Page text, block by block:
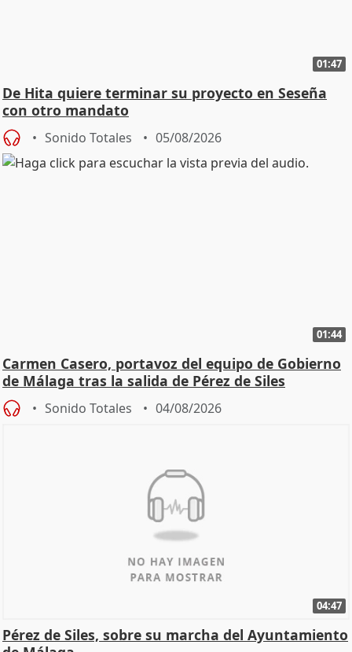
01:47
De Hita quiere terminar su proyecto en Seseña
con otro mandato
Sonido Totales 05/08/2026
01:44
Carmen Casero, portavoz del equipo de Gobierno
de Málaga tras la salida de Pérez de Siles
Sonido Totales 04/08/2026
04:47
Pérez de Siles, sobre su marcha del Ayuntamiento